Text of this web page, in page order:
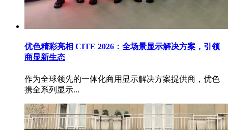
优色精彩亮相 CITE 2026：全场景显示解决方案，引领
商显新生态
作为全球领先的一体化商用显示解决方案提供商，优色
携全系列显示...